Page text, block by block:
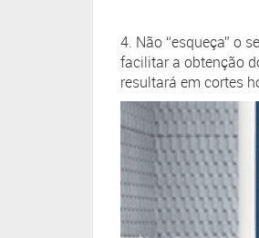
4. Não “esqueça” o
facilitar a obtenção
resultará em cortes